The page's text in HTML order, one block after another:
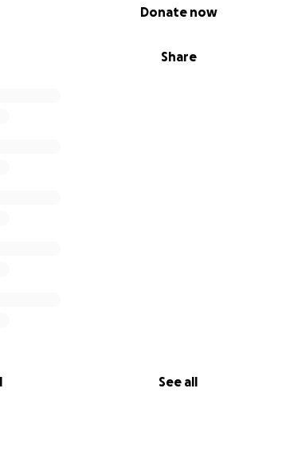
Share
Donate now
See all